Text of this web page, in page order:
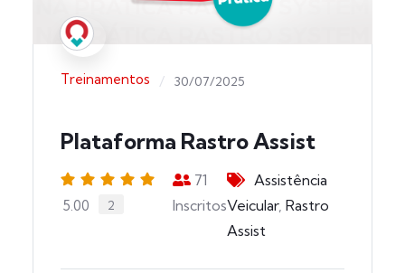
Treinamentos / 30/07/2025
Plataforma Rastro Assist
5.00 2
71
Inscritos
Assistência
Veicular, Rastro
Assist